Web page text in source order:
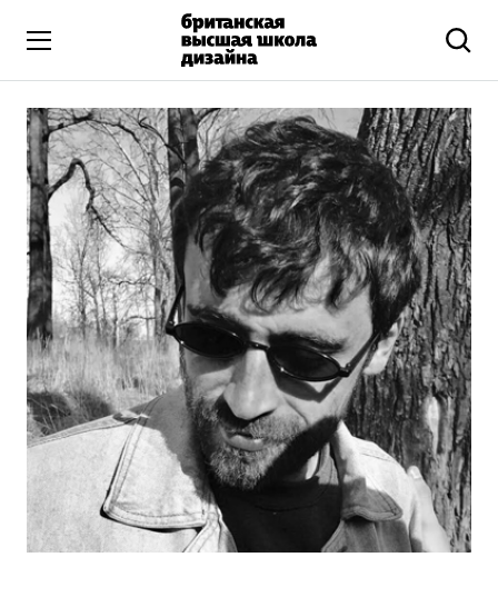
Высшее образование
Искусство и дизайн
Подготовительные курсы
Бизнес и маркетинг
Все программы
Дополнительное образование
Коммуникационный и цифровой дизайн
Иллюстрация
Современное искусство
Мода и стиль
Ювелирный дизайн
Сценография